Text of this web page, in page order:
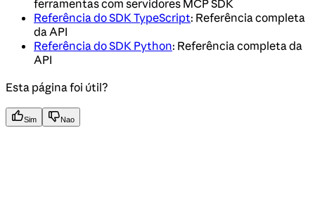
ferramentas com servidores MCP SDK
Referência do SDK TypeScript: Referência completa
da API
Referência do SDK Python: Referência completa da
API
Esta página foi útil?
Sim Nao